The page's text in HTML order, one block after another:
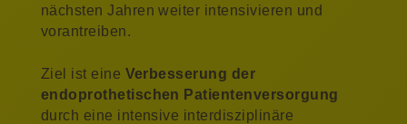
nächsten Jahren weiter intensivieren und
vorantreiben.
Ziel ist eine Verbesserung der
endoprothetischen Patientenversorgung
durch eine intensive interdisziplinäre